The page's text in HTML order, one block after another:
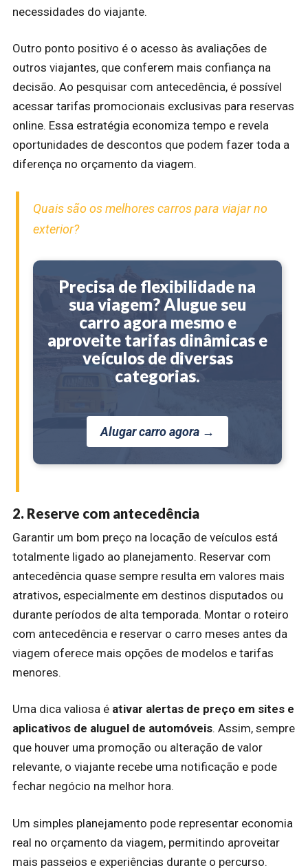
necessidades do viajante.
Outro ponto positivo é o acesso às avaliações de
outros viajantes, que conferem mais confiança na
decisão. Ao pesquisar com antecedência, é possível
acessar tarifas promocionais exclusivas para reservas
online. Essa estratégia economiza tempo e revela
oportunidades de descontos que podem fazer toda a
diferença no orçamento da viagem.
Quais são os melhores carros para viajar no
exterior?
Precisa de flexibilidade na
sua viagem? Alugue seu
carro agora mesmo e
aproveite tarifas dinâmicas e
veículos de diversas
categorias.
Alugar carro agora →
2. Reserve com antecedência
Garantir um bom preço na locação de veículos está
totalmente ligado ao planejamento. Reservar com
antecedência quase sempre resulta em valores mais
atrativos, especialmente em destinos disputados ou
durante períodos de alta temporada. Montar o roteiro
com antecedência e reservar o carro meses antes da
viagem oferece mais opções de modelos e tarifas
menores.
Uma dica valiosa é ativar alertas de preço em sites e
aplicativos de aluguel de automóveis. Assim, sempre
que houver uma promoção ou alteração de valor
relevante, o viajante recebe uma notificação e pode
fechar negócio na melhor hora.
Um simples planejamento pode representar economia
real no orçamento da viagem, permitindo aproveitar
mais passeios e experiências durante o percurso.